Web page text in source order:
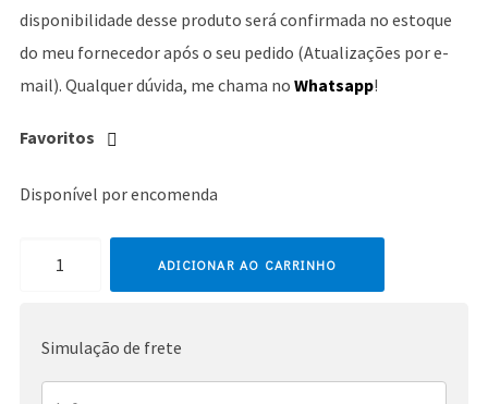
disponibilidade desse produto será confirmada no estoque
do meu fornecedor após o seu pedido (Atualizações por e-
mail). Qualquer dúvida, me chama no Whatsapp!
Favoritos
Disponível por encomenda
ADICIONAR AO CARRINHO
Simulação de frete